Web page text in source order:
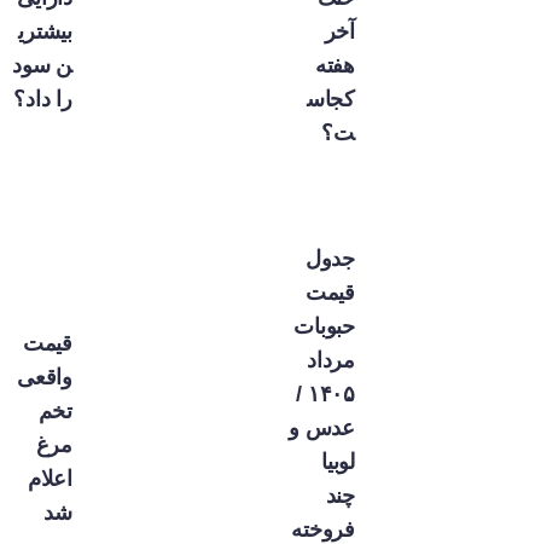
آخر
هفته
کجاس
ت؟
بیشتری
ن سود
را داد؟
جدول
قیمت
حبوبات
مرداد
۱۴۰۵ /
عدس و
لوبیا
چند
فروخته
قیمت
واقعی
تخم
مرغ
اعلام
شد